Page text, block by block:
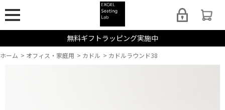
無料ギフトラッピング実施中
ホーム > オフィス・家庭用 > カドル > カドルラウンド38